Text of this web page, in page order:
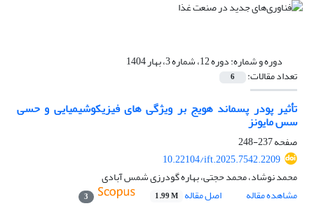
دوره و شماره:دوره 12، شماره 3، بهار 1404
تعداد مقالات: 6
تأثیر پودر پسماند هویج بر ویژگی های فیزیکوشیمیایی و حسی
سس مایونز
صفحه237-248
10.22104/ift.2025.7542.2209
محمد نوشاد، محمد حجتی، بهاره گودرزی شمس آبادی
مشاهده مقاله
اصل مقاله 1.99 M
3